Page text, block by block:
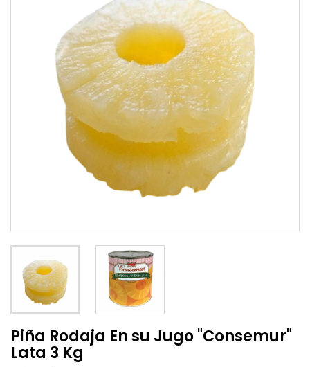
Piña Rodaja En su Jugo "Consemur"
Lata 3 Kg